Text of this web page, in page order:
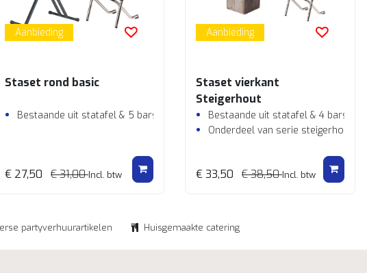
Aanbieding
Staset rond basic
Bestaande uit statafel & 5 barstoelen
€ 27,50 € 31,00Incl. btw
Aanbieding
Staset vierkant
Steigerhout
Bestaande uit statafel & 4
Onderdeel van serie steigerhout
€ 33,50 € 38,50Incl. btw
partyverhuurartikelen Huisgemaakte catering